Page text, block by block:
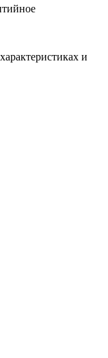
и